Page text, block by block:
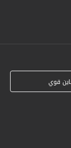
قوي